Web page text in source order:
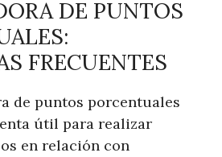
DE PUNTOS
FRECUENTES
de puntos porcentuales
útil para realizar
en relación con